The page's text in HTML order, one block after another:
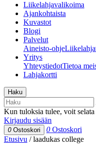
Liikelahjavalikoima
Ajankohtaista
Kuvastot
Blogi
Palvelut
Aineisto-ohje
Yritys
YhteystiedotTietoa
Lahjakortti
Haku
Kun tuloksia tulee, voit
Kirjaudu sisään
0 Ostoskori 0 Ostoskori
Etusivu /laadukas college